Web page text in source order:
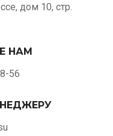
дом 10, стр.
НАМ
56